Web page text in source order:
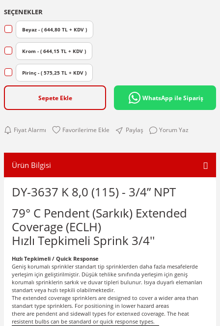
SEÇENEKLER
Beyaz - ( 644,80 TL + KDV )
Krom - ( 644,15 TL + KDV )
Pirinç - ( 575,25 TL + KDV )
Sepete Ekle WhatsApp ile Sipariş
Fiyat Alarmı Paylaş Yorum Yaz
Ürün Bilgisi
DY-3637 K 8,0 (115) - 3/4” NPT
79° C Pendent (Sarkık) Extended
Coverage (ECLH)
Hızlı Tepkimeli Sprink 3/4''
Hızlı Tepkimeli / Quick Response
Geniş korumalı sprinklerstandart tip sprinklerden daha fazla mesafelerde
yerleşim için geliştirilmiştir. Düşük tehlike sınıfında yerleşim için geniş
korumalı sprinklerin sarkık ve duvar tipleri bulunur. Isıya duyarlı elemanları
standart veya hızlı tepkili olabilmektedir.
The extended coverage sprinklers are designed to cover a wider area than
standart type sprinklers. For positioning in lower hazard areas
there are pendent and sidewall types for extenxed coverage. The heat
resistent bulbs can be standard or quick response types.